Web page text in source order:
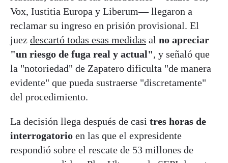
Vox, Iustitia Europa y Liberum— llegaron a
reclamar su ingreso en prisión provisional. El
juez descartó todas esas medidas al no apreciar
"un riesgo de fuga real y actual", y señaló que
la "notoriedad" de Zapatero dificulta "de manera
evidente" que pueda sustraerse "discretamente"
del procedimiento.
La decisión llega después de casi tres horas de
interrogatorio en las que el expresidente
respondió sobre el rescate de 53 millones de